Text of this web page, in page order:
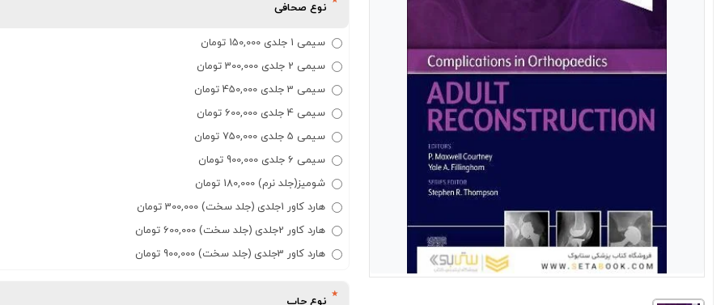
نوع صحافی
سیمی 1 جلدی 150,000 تومان
سیمی 2 جلدی 300,000 تومان
سیمی 3 جلدی 450,000 تومان
سیمی 4 جلدی 600,000 تومان
سیمی 5 جلدی 750,000 تومان
سیمی 6 جلدی 900,000 تومان
شومیز(جلد نرم) 180,000 تومان
هارد کاور 1جلدی (جلد سخت) 300,000 تومان
هارد کاور 2جلدی (جلد سخت) 600,000 تومان
هارد کاور 3جلدی (جلد سخت) 900,000 تومان
نوع چاپ